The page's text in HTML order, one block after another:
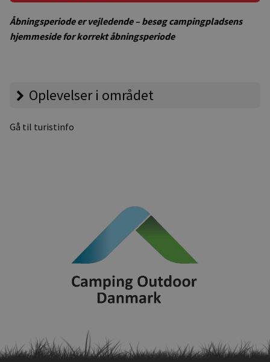
Åbningsperiode er vejledende – besøg campingpladsens
hjemmeside for korrekt åbningsperiode
Oplevelser i området
Gå til turistinfo